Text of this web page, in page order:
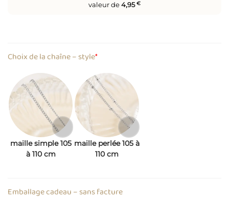
valeur de4,95€
*
Choix de la chaîne – style
maille simple 105
à 110 cm
maille perlée 105 à
110 cm
Emballage cadeau – sans facture